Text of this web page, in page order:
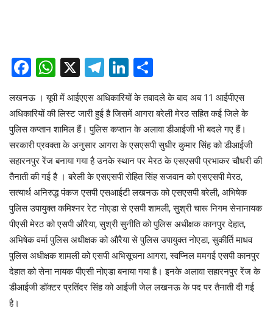
Facebook
WhatsApp
X Telegram
LinkedIn
लखनऊ । यूपी में आईएएस अधिकारियों के तबादले के बाद अब 11 आईपीएस
अधिकारियों की लिस्ट जारी हुई है जिसमें आगरा बरेली मेरठ सहित कई जिले के
पुलिस कप्तान शामिल हैं। पुलिस कप्तान के अलावा डीआईजी भी बदले गए हैं।
सरकारी प्रवक्ता के अनुसार आगरा के एसएसपी सुधीर कुमार सिंह को डीआईजी
सहारनपुर रेंज बनाया गया है उनके स्थान पर मेरठ के एसएसपी प्रभाकर चौधरी की
तैनाती की गई है । बरेली के एसएसपी रोहित सिंह सजवान को एसएसपी मेरठ,
सत्यार्थ अनिरुद्ध पंकज एसपी एसआईटी लखनऊ को एसएसपी बरेली, अभिषेक
पुलिस उपायुक्त कमिश्नर रेट नोएडा से एसपी शामली, सुश्री चारू निगम सेनानायक
पीएसी मेरठ को एसपी औरैया, सुश्री सुनीति को पुलिस अधीक्षक कानपुर देहात,
अभिषेक वर्मा पुलिस अधीक्षक को औरैया से पुलिस उपायुक्त नोएडा, सुकीर्ति माधव
पुलिस अधीक्षक शामली को एसपी अभिसूचना आगरा, स्वप्निल ममगई एसपी कानपुर
देहात को सेना नायक पीएसी नोएडा बनाया गया है। इनके अलावा सहारनपुर रेंज के
डीआईजी डॉक्टर प्रतिंदर सिंह को आईजी जेल लखनऊ के पद पर तैनाती दी गई
है।